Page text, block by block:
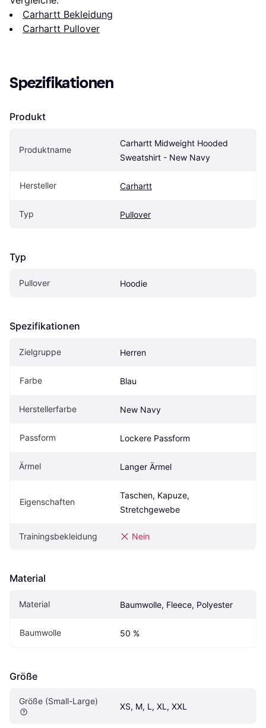
Carhartt Bekleidung
Carhartt Pullover
Spezifikationen
Produkt
Produktname
Carhartt Midweight Hooded
Sweatshirt - New Navy
Hersteller Carhartt
Typ Pullover
Typ
Pullover Hoodie
Spezifikationen
Zielgruppe Herren
Farbe Blau
Herstellerfarbe New Navy
Passform Lockere Passform
Ärmel Langer Ärmel
Eigenschaften
Taschen, Kapuze,
Stretchgewebe
Trainingsbekleidung Nein
Material
Material Baumwolle, Fleece, Polyester
Baumwolle 50 %
Größe
Größe (Small-Large)
XS, M, L, XL, XXL